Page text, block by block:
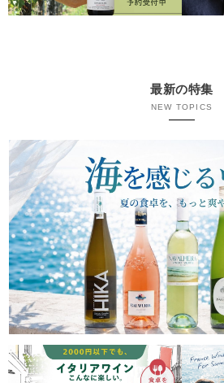
最新の特集
NEW TOPICS